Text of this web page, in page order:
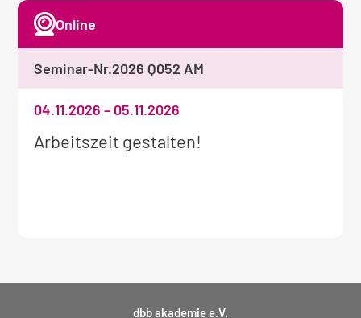
Weitere
Arbeitszeit gestalten!
04.11.2026– 05.11.2026
Online
Seminar-Nr.2026 Q052 AM
dbb akademie e.V.